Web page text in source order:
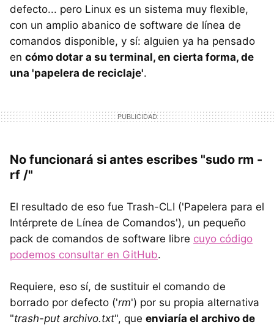
defecto... pero Linux es un sistema muy flexible,
con un amplio abanico de software de línea de
comandos disponible, y sí: alguien ya ha pensado
en cómo dotar a su terminal, en cierta forma, de
una 'papelera de reciclaje'.
No funcionará si antes escribes "sudo rm -
rf /"
El resultado de eso fue Trash-CLI ('Papelera para el
Intérprete de Línea de Comandos'), un pequeño
pack de comandos de software libre cuyo código
podemos consultar en GitHub.
Requiere, eso sí, de sustituir el comando de
borrado por defecto ('rm') por su propia alternativa
"trash-put archivo.txt", que enviaría el archivo de